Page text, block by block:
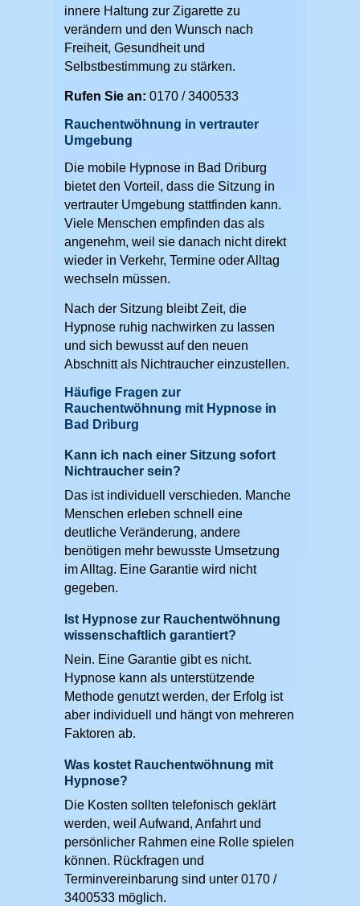
innere Haltung zur Zigarette zu
verändern und den Wunsch nach
Freiheit, Gesundheit und
Selbstbestimmung zu stärken.
Rufen Sie an: 0170 / 3400533
Rauchentwöhnung in vertrauter
Umgebung
Die mobile Hypnose in Bad Driburg
bietet den Vorteil, dass die Sitzung in
vertrauter Umgebung stattfinden kann.
Viele Menschen empfinden das als
angenehm, weil sie danach nicht direkt
wieder in Verkehr, Termine oder Alltag
wechseln müssen.
Nach der Sitzung bleibt Zeit, die
Hypnose ruhig nachwirken zu lassen
und sich bewusst auf den neuen
Abschnitt als Nichtraucher einzustellen.
Häufige Fragen zur
Rauchentwöhnung mit Hypnose in
Bad Driburg
Kann ich nach einer Sitzung sofort
Nichtraucher sein?
Das ist individuell verschieden. Manche
Menschen erleben schnell eine
deutliche Veränderung, andere
benötigen mehr bewusste Umsetzung
im Alltag. Eine Garantie wird nicht
gegeben.
Ist Hypnose zur Rauchentwöhnung
wissenschaftlich garantiert?
Nein. Eine Garantie gibt es nicht.
Hypnose kann als unterstützende
Methode genutzt werden, der Erfolg ist
aber individuell und hängt von mehreren
Faktoren ab.
Was kostet Rauchentwöhnung mit
Hypnose?
Die Kosten sollten telefonisch geklärt
werden, weil Aufwand, Anfahrt und
persönlicher Rahmen eine Rolle spielen
können. Rückfragen und
Terminvereinbarung sind unter 0170 /
3400533 möglich.